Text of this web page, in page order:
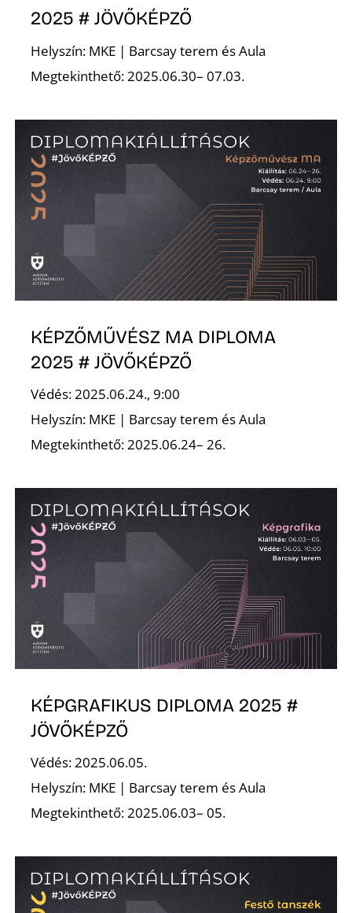
2025 # JÖVŐKÉPZŐ
Helyszín: MKE | Barcsay terem és Aula
Megtekinthető: 2025.06.30– 07.03.
KÉPZŐMŰVÉSZ MA DIPLOMA
2025 # JÖVŐKÉPZŐ
Védés: 2025.06.24., 9:00
Helyszín: MKE | Barcsay terem és Aula
Megtekinthető: 2025.06.24– 26.
KÉPGRAFIKUS DIPLOMA 2025 #
JÖVŐKÉPZŐ
Védés: 2025.06.05.
Helyszín: MKE | Barcsay terem és Aula
Megtekinthető: 2025.06.03– 05.